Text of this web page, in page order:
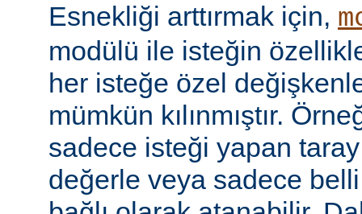
Esnekliği arttırmak için,
modülü ile isteğin
her isteğe özel
mümkün kılınmıştır.
sadece isteği yapan
değerle veya sadece belli